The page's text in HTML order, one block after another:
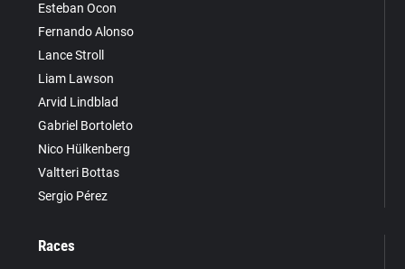
Esteban Ocon
Fernando Alonso
Lance Stroll
Liam Lawson
Arvid Lindblad
Gabriel Bortoleto
Nico Hülkenberg
Valtteri Bottas
Sergio Pérez
Races